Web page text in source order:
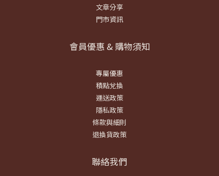
文章分享
門市資訊
會員優惠 & 購物須知
專屬優惠
積點兌換
運送政策
隱私政策
條款與細則
退換貨政策
聯絡我們